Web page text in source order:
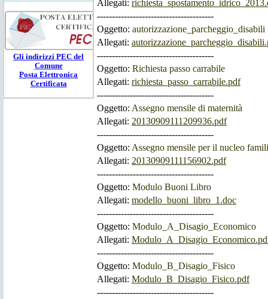
Allegati:
---------------------------------------
Oggetto: autorizzazione_parcheggio_disabili
Allegati:
---------------------------------------
Oggetto: Richiesta passo carrabile
Allegati: richiesta_passo_carrabile.pdf
---------------------------------------
Oggetto: Assegno mensile di maternità
Allegati: 20130909111209936.pdf
---------------------------------------
Oggetto: Assegno mensile per il nucleo
Allegati: 20130909111156902.pdf
---------------------------------------
Oggetto: Modulo Buoni Libro
Allegati: modello_buoni_libro_1.doc
---------------------------------------
Oggetto: Modulo_A_Disagio_Economico
Allegati:
---------------------------------------
Oggetto: Modulo_B_Disagio_Fisico
Allegati: Modulo_B_Disagio_Fisico.pdf
---------------------------------------
Gli indirizzi PEC del
Comune
Posta Elettronica
Certificata